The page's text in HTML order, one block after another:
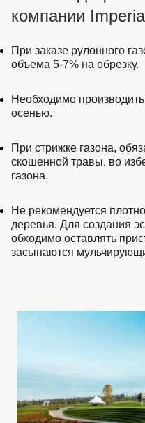
компании
При заказе рулонного
объема 5-7% на обрезку.
Необходимо
осенью.
При стрижке газона,
скошенной травы, во
газона.
Не рекомендуется
деревья. Для создания
обходимо оставлять
засыпаются